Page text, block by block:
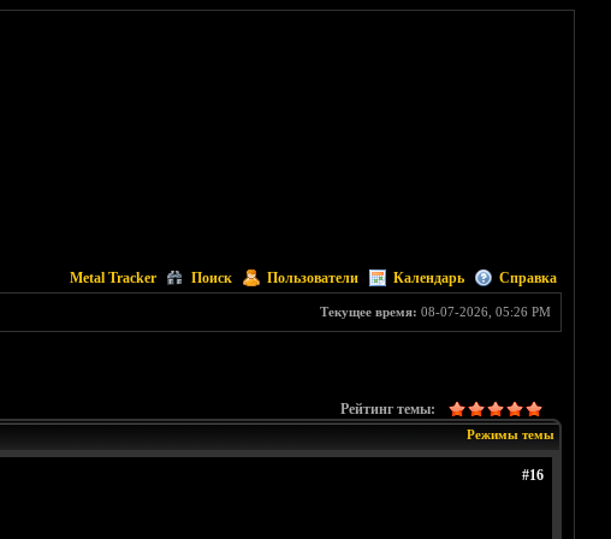
Metal Tracker Поиск Пользователи Календарь Справка
Текущее время: 08-07-2026, 05:26 PM
Рейтинг темы:
Режимы темы
#16